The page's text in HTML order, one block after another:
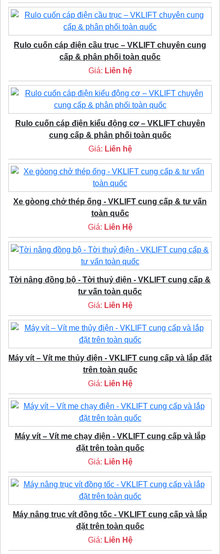
Rulo cuốn cáp điện cầu trục – VKLIFT chuyên cung
cấp & phân phối toàn quốc
Giá: Liên hệ
Rulo cuốn cáp điện kiểu động cơ – VKLIFT chuyên
cung cấp & phân phối toàn quốc
Giá: Liên hệ
Xe gòong chở thép ống - VKLIFT cung cấp & tư vấn
toàn quốc
Giá: Liên Hệ
Tời nâng đồng bộ - Tời thuỷ điện - VKLIFT cung cấp &
tư vấn toàn quốc
Giá: Liên Hệ
Máy vít – Vít me thủy điện - VKLIFT cung cấp và lắp đặt
trên toàn quốc
Giá: Liên Hệ
Máy vít – Vít me chạy điện - VKLIFT cung cấp và lắp
đặt trên toàn quốc
Giá: Liên Hệ
Máy nâng trục vít đồng tốc - VKLIFT cung cấp và lắp
đặt trên toàn quốc
Giá: Liên Hệ